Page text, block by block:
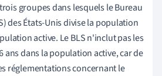
groupes dans lesquels le Bureau
des États-Unis divise la population
active. Le BLS n'inclut pas les
ans dans la population active, car de
réglementations concernant le